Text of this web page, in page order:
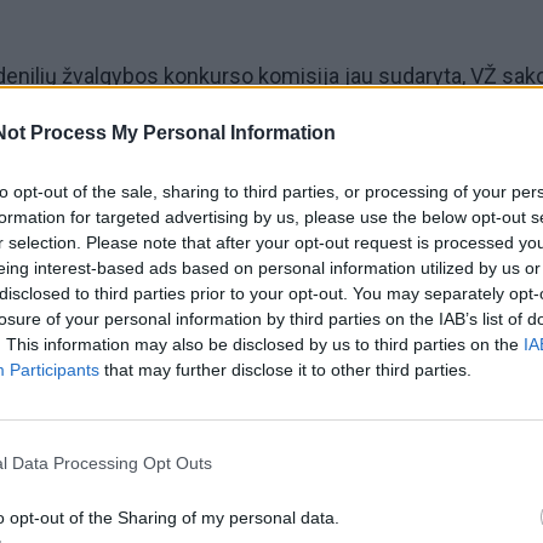
Process My Personal Information
opt-out of the sale, sharing to third parties, or processing of your
for targeted advertising by us, please use the below opt-out
selection. Please note that after your opt-out request is processed
interest-based ads based on personal information utilized by us
to third parties prior to your opt-out. You may separately
of your personal information by third parties on the IAB’s list of
This information may also be disclosed by us to third parties on the
Participants that may further disclose it to other third parties.
Data Processing Opt Outs
opt-out of the Sharing of my personal data.
žvalgybos konkurso komisija jau sudaryta, VŽ
tarnybos direktorius Jonas Satkūnas pažymi, kad
palyginti su praėjusio konkurso, kuriame
menkas. Tuokart informacijos iš geologijos
mokesčio įstatymo pataisas balsavus 78 Seimo
gavybos vietoje, o išsklaidytiesiems